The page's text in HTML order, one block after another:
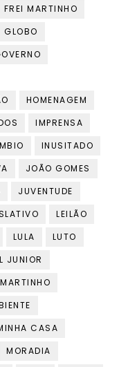
FREI MARTINHO
GLOBO
HOMENAGEM
IMPRENSA
INUSITADO
JOÃO GOMES
JUVENTUDE
LEILÃO
LULA
LUTO
JUNIOR
MARTINHO
CASA
MORADIA